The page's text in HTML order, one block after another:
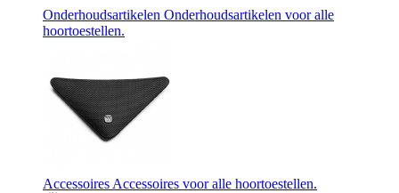
Onderhoudsartikelen Onderhoudsartikelen voor alle
hoortoestellen.
AccessoiresAccessoires voor alle hoortoestellen.